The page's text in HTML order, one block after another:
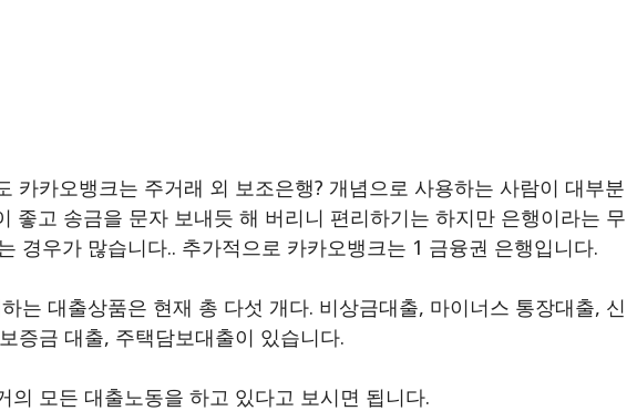
카카오뱅크는 주거래 외 보조은행? 개념으로 사용하는 사람이 대부분
좋고 송금을 문자 보내듯 해 버리니 편리하기는 하지만 은행이라는 무
경우가 많습니다.. 추가적으로 카카오뱅크는 1 금융권 은행입니다.
는 대출상품은 현재 총 다섯 개다. 비상금대출, 마이너스 통장대출, 신
증금 대출, 주택담보대출이 있습니다.
의 모든 대출노동을 하고 있다고 보시면 됩니다.